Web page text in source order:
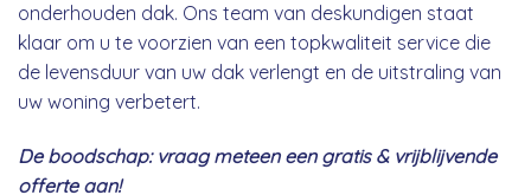
onderhouden dak. Ons team van deskundigen staat
klaar om u te voorzien van een topkwaliteit service die
de levensduur van uw dak verlengt en de uitstraling van
uw woning verbetert.
De boodschap: vraag meteen een gratis & vrijblijvende
offerte aan!